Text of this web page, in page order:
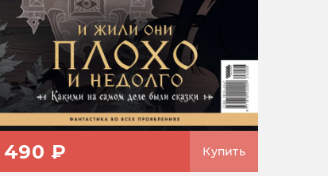
490 ₽ Купить